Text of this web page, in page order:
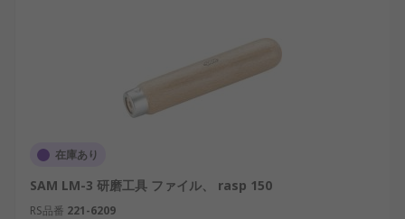
在庫あり
SAM LM-3 研磨工具 ファイル、 rasp 150
RS品番 221-6209